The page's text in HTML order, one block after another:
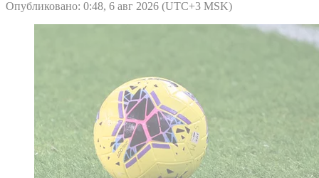
Опубликовано: 0:48, 6 авг 2026 (UTC+3 MSK)